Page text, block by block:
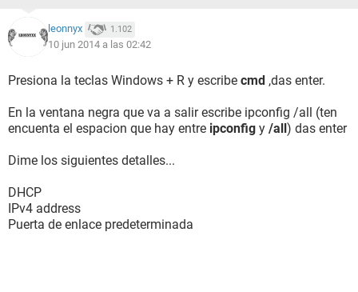
leonnyx 1.102
10 jun 2014 a las 02:42
Presiona la teclas Windows + R y escribe cmd ,das enter.
En la ventana negra que va a salir escribe ipconfig /all (ten
encuenta el espacion que hay entre ipconfig y /all) das enter
Dime los siguientes detalles...
DHCP
IPv4 address
Puerta de enlace predeterminada